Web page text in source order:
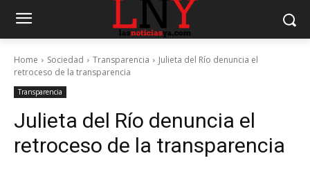
Home Sociedad Transparencia
Julieta del Río denuncia el
retroceso de la transparencia
Transparencia
Julieta del Río denuncia el
retroceso de la transparencia